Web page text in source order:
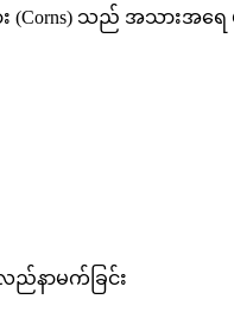
ား (Corns) သည် အသား
ည်နာမက်ခြင်း